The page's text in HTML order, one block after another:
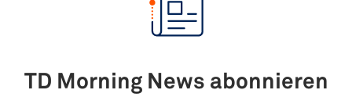
TD Morning News abonnieren